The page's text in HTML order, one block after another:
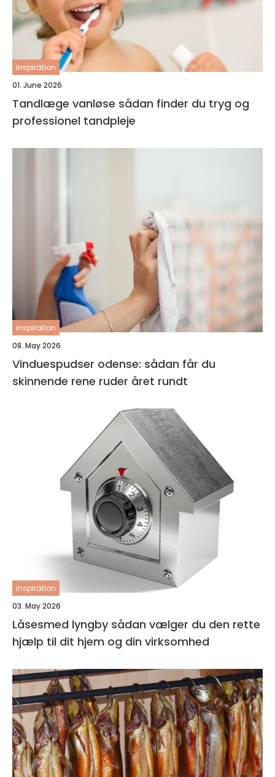
inspiration
01. June 2026
Tandlæge vanløse sådan finder du tryg og
professionel tandpleje
inspiration
08. May 2026
Vinduespudser odense: sådan får du
skinnende rene ruder året rundt
inspiration
03. May 2026
Låsesmed lyngby sådan vælger du den rette
hjælp til dit hjem og din virksomhed